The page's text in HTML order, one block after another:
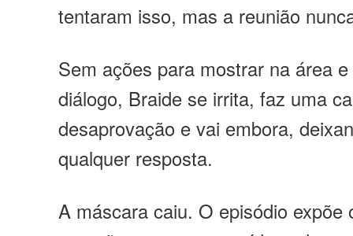
tentaram isso, mas a reunião
Sem ações para mostrar na área
diálogo, Braide se irrita, faz uma
desaprovação e vai embora,
qualquer resposta.
A máscara caiu. O episódio expõe